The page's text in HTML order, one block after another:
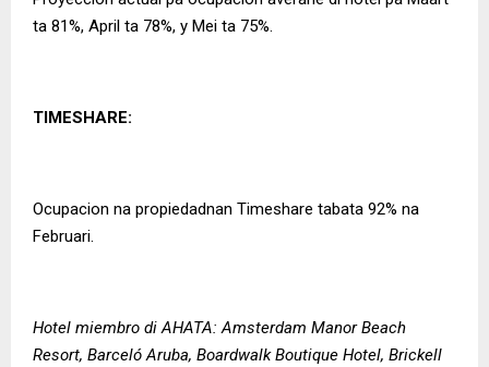
ta 81%, April ta 78%, y Mei ta 75%.
TIMESHARE:
Ocupacion na propiedadnan Timeshare tabata 92% na
Februari.
Hotel miembro di AHATA: Amsterdam Manor Beach
Resort, Barceló Aruba, Boardwalk Boutique Hotel, Brickell